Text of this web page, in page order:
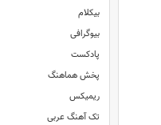
بیکلام
بیوگرافی
پادکست
پخش هماهنگ
ریمیکس
تک آهنگ عربی